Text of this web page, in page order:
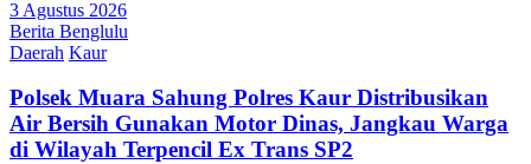
3 Agustus 2026
Berita Benglulu
Daerah Kaur
Polsek Muara Sahung Polres Kaur Distribusikan
Air Bersih Gunakan Motor Dinas, Jangkau Warga
di Wilayah Terpencil Ex Trans SP2